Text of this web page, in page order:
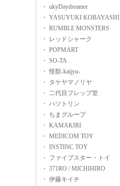
・ ukyDaydreamer
・ YASUYUKI KOBAYASHI
・ RUMBLE MONSTERS
・ レッドシャーク
・ POPMART
・ SO-TA
・ 怪獣-kaijyu-
・ タケヤマノリヤ
・ 二代目フレップ堂
・ ハツトリン
・ ちまグループ
・ KAMAKIRI
・ MEDICOM TOY
・ INSTINC TOY
・ ファイブスター・トイ
・ 371RO / MICHIHIRO
・ 伊藤キイチ